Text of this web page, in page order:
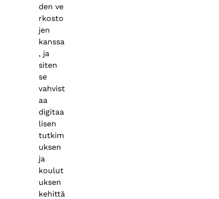
den ve
rkosto
jen
kanssa
, ja
siten
se
vahvist
aa
digitaa
lisen
tutkim
uksen
ja
koulut
uksen
kehittä